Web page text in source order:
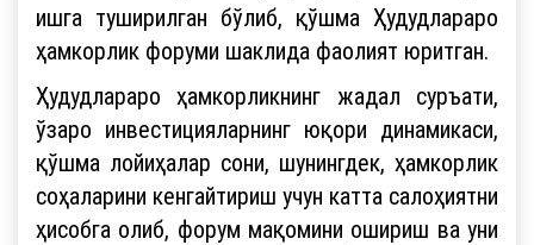
ишга туширилган бўлиб, қўшма Ҳудудлараро
ҳамкорлик форуми шаклида фаолият юритган.
Ҳудудлараро ҳамкорликнинг жадал суръати,
ўзаро инвестицияларнинг юқори динамикаси,
қўшма лойиҳалар сони, шунингдек, ҳамкорлик
соҳаларини кенгайтириш учун катта салоҳиятни
ҳисобга олиб, форум мақомини ошириш ва уни